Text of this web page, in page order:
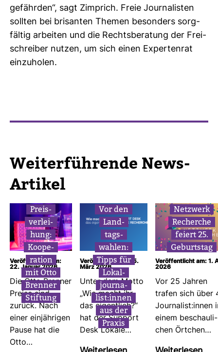
gefährden“, sagt Zim­prich. Freie Jour­na­listen
sollten bei bri­santen Themen beson­ders sorg­
fältig arbeiten und die Rechts­be­ra­tung der Frei­
schreiber nutzen, um sich einen Exper­tenrat
ein­zu­holen.
Wei­ter­füh­rende News-​
Artikel
Preis­
ver­lei­
hung:
Koope­
ra­tion
mit Otto
Brenner
Stif­tung
Veröffentlicht am:
22. Januar 2026
Die Otto Brenner
Preise sind
zurück. Nach
einer ein­jäh­rigen
Pause hat die
Otto…
Vor den
Land­
tags­
wahlen:
Tipps für
Lokal­
jour­na­
list:innen
aus der
Praxis
Veröffentlicht am: 5.
März 2026
Unter dem Motto
„Wie macht ihr
das eigent­lich?“
hat der Sup­port
Desk Lokale…
Netz­werk
Recherche
feiert 25.
Geburtstag
Veröffentlicht am: 1.
2026
Vor 25 Jahren
trafen sich über
Jour­na­list:innen
einem beschau­li­
chen Ört­chen…